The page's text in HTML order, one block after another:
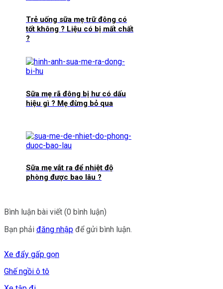
Trẻ uống sữa mẹ trữ đông có
tốt không ? Liệu có bị mất chất
?
Sữa mẹ rã đông bị hư có dấu
hiệu gì ? Mẹ đừng bỏ qua
Sữa mẹ vắt ra để nhiệt độ
phòng được bao lâu ?
Bình luận bài viết (0 bình luận)
Bạn phải đăng nhập để gửi bình luận.
Xe đẩy gấp gọn
Ghế ngồi ô tô